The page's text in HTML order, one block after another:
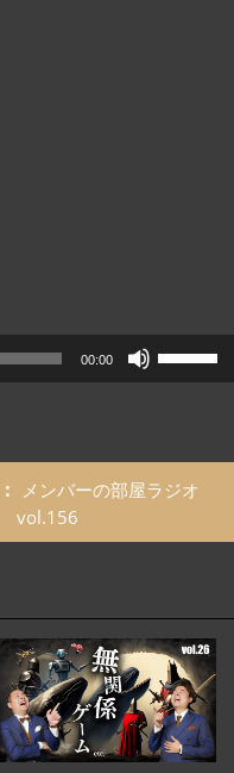
00:00
節
矢
印
キ
ー
を
使
メンバーの部屋ラジオ
vol.156